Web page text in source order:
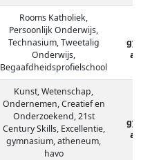
Rooms Katholiek,
Persoonlijk Onderwijs,
Technasium, Tweetalig
Onderwijs,
Begaafdheidsprofielschool
Kunst, Wetenschap,
Ondernemen, Creatief en
Onderzoekend, 21st
Century Skills, Excellentie,
gymnasium, atheneum,
havo